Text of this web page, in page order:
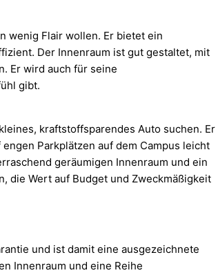
wenig Flair wollen. Er bietet ein
Der Innenraum ist gut gestaltet, mit
Er wird auch für seine
gibt.
kraftstoffsparendes Auto suchen. Er
Parkplätzen auf dem Campus leicht
geräumigen Innenraum und ein
die Wert auf Budget und Zweckmäßigkeit
und ist damit eine ausgezeichnete
Innenraum und eine Reihe